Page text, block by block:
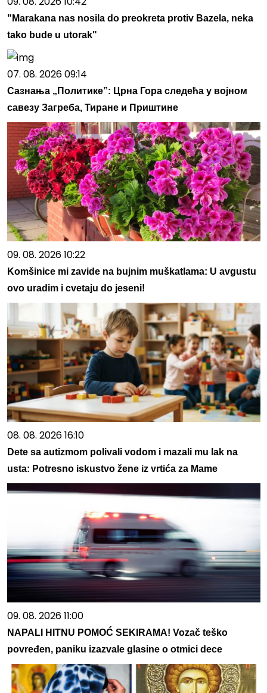
"Marakana nas nosila do preokreta protiv Bazela, neka
tako bude u utorak"
07. 08. 2026 09:14
Сазнања „Политике”: Црна Гора следећа у војном
савезу Загреба, Тиране и Приштине
09. 08. 2026 10:22
Komšinice mi zavide na bujnim muškatlama: U avgustu
ovo uradim i cvetaju do jeseni!
08. 08. 2026 16:10
Dete sa autizmom polivali vodom i mazali mu lak na
usta: Potresno iskustvo žene iz vrtića za Mame
09. 08. 2026 11:00
NAPALI HITNU POMOĆ SEKIRAMA! Vozač teško
povređen, paniku izazvale glasine o otmici dece